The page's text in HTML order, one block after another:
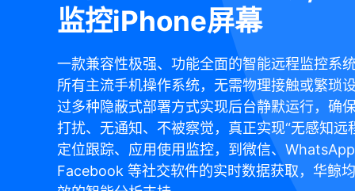
监控iPhone屏幕
一款兼容性极强、功能全面的智能远程监控系
所有主流手机操作系统，无需物理接触或繁琐
过多种隐蔽式部署方式实现后台静默运行，确
打扰、无通知、不被察觉，真正实现“无感知远
定位跟踪、应用使用监控，到微信、
Facebook 等社交软件的实时数据获取，华鲸